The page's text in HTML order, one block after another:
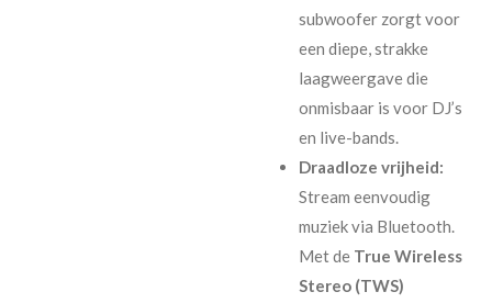
subwoofer zorgt voor
een diepe, strakke
laagweergave die
onmisbaar is voor DJ’s
en live-bands.
Draadloze vrijheid:
Stream eenvoudig
muziek via Bluetooth.
Met de True Wireless
Stereo (TWS)